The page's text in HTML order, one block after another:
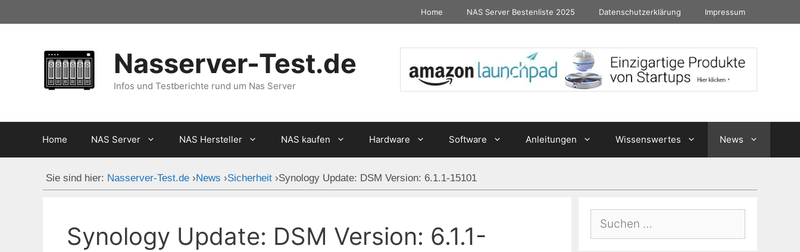
springen
Home NAS Server Bestenliste 2025 Datenschutzerklärung Impressum
Nasserver-Test.de
Infos und Testberichte rund um Nas Server
Home NAS Server NAS Hersteller NAS kaufen Hardware Software Anleitungen Wissenswertes News
Sie sind hier: Nasserver-Test.de ›News ›Sicherheit ›Synology Update: DSM Version: 6.1.1-15101
Synology Update: DSM Version: 6.1.1-
Suchen
nach: